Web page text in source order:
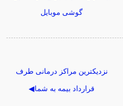
گوشی موبایل
نزدیکترین مراکز درمانی طرف
قرارداد بیمه به شما◀